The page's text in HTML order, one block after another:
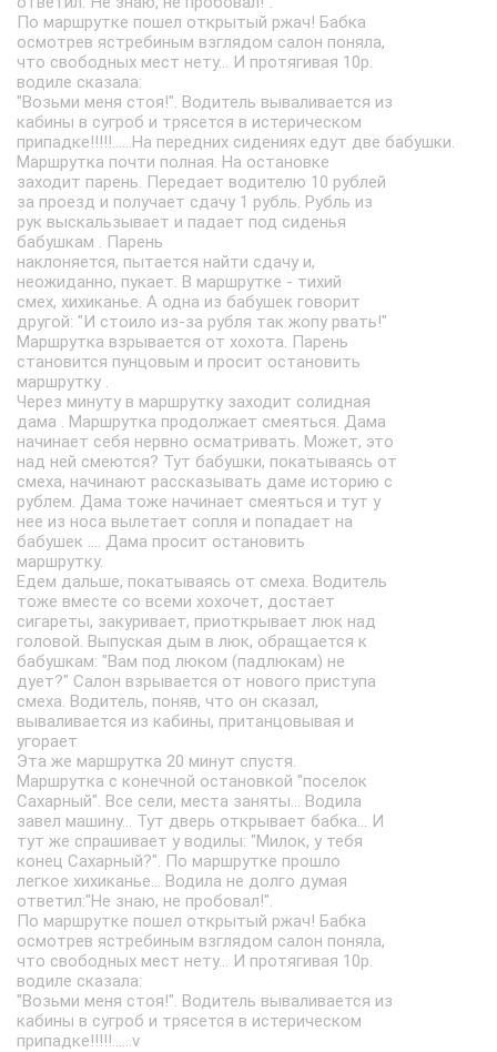
По маршрутке пошел открытый ржач! Бабка
осмотрев ястребиным взглядом салон поняла,
что свободных мест нету... И протягивая 10р.
водиле сказала:
"Возьми меня стоя!". Водитель вываливается из
кабины в сугроб и трясется в истерическом
припадке!!!!!......На передних сидениях едут две бабушки.
Маршрутка почти полная. На остановке
заходит парень. Передает водителю 10 рублей
за проезд и получает сдачу 1 рубль. Рубль из
рук выскальзывает и падает под сиденья
бабушкам . Парень
наклоняется, пытается найти сдачу и,
неожиданно, пукает. В маршрутке - тихий
смех, хихиканье. А одна из бабушек говорит
другой: "И стоило из-за рубля так жопу рвать!"
Маршрутка взрывается от хохота. Парень
становится пунцовым и просит остановить
маршрутку .
Через минуту в маршрутку заходит солидная
дама . Маршрутка продолжает смеяться. Дама
начинает себя нервно осматривать. Может, это
над ней смеются? Тут бабушки, покатываясь от
смеха, начинают рассказывать даме историю с
рублем. Дама тоже начинает смеяться и тут у
нее из носа вылетает сопля и попадает на
бабушек .... Дама просит остановить
маршрутку.
Едем дальше, покатываясь от смеха. Водитель
тоже вместе со всеми хохочет, достает
сигареты, закуривает, приоткрывает люк над
головой. Выпуская дым в люк, обращается к
бабушкам: "Вам под люком (падлюкам) не
дует?" Салон взрывается от нового приступа
смеха. Водитель, поняв, что он сказал,
вываливается из кабины, пританцовывая и
угорает
Эта же маршрутка 20 минут спустя.
Маршрутка с конечной остановкой "поселок
Сахарный". Все сели, места заняты... Водила
завел машину... Тут дверь открывает бабка... И
тут же спрашивает у водилы: "Милок, у тебя
конец Сахарный?". По маршрутке прошло
легкое хихиканье... Водила не долго думая
ответил:"Не знаю, не пробовал!".
По маршрутке пошел открытый ржач! Бабка
осмотрев ястребиным взглядом салон поняла,
что свободных мест нету... И протягивая 10р.
водиле сказала:
"Возьми меня стоя!". Водитель вываливается из
кабины в сугроб и трясется в истерическом
припадке!!!!!......v